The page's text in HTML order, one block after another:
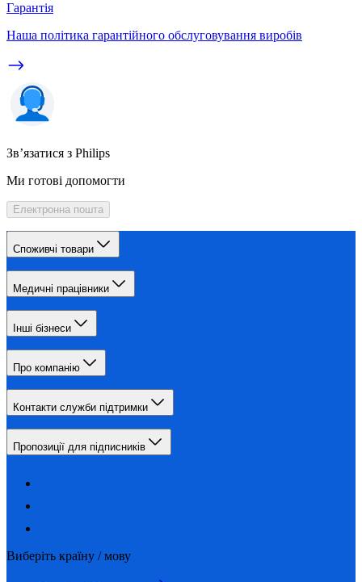
Гарантія
Наша політика гарантійного обслуговування виробів
Зв’язатися з Philips
Ми готові допомогти
Електронна пошта
Споживчі товари
Медичні працівники
Інші бізнеси
Про компанію
Контакти служби підтримки
Пропозиції для підписників
Виберіть країну / мову